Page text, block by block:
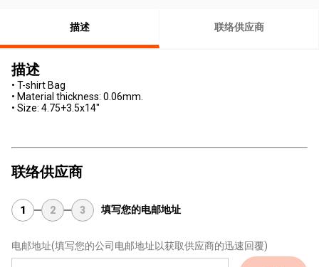
描述 联络供应商
描述
• T-shirt Bag
• Material thickness: 0.06mm.
• Size: 4.75+3.5x14"
联络供应商
1 2 3 填写您的电邮地址
电邮地址(填写您的公司电邮地址以获取供应商的迅速回覆)